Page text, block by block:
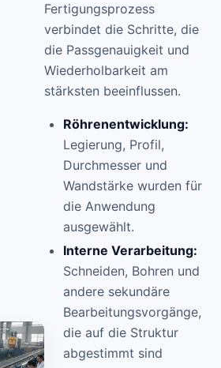
Fertigungsprozess
verbindet die Schritte, die
die Passgenauigkeit und
Wiederholbarkeit am
stärksten beeinflussen.
Röhrenentwicklung:
Legierung, Profil,
Durchmesser und
Wandstärke wurden für
die Anwendung
ausgewählt.
Interne Verarbeitung:
Schneiden, Bohren und
andere sekundäre
Bearbeitungsvorgänge,
die auf die Struktur
abgestimmt sind